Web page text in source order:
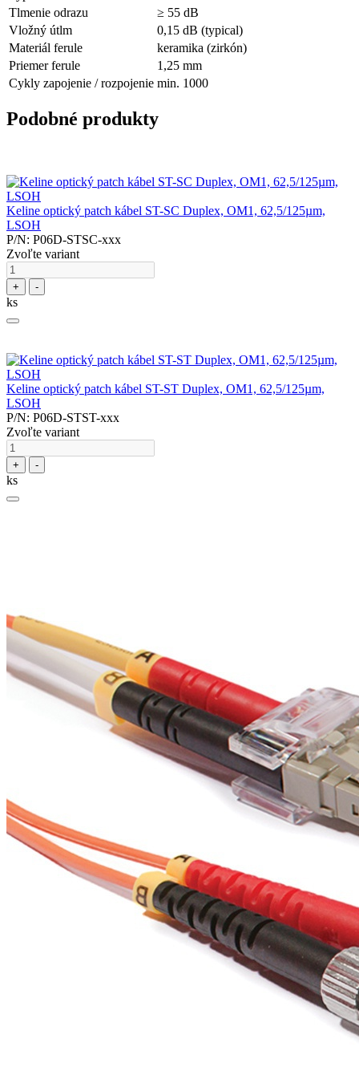
Tlmenie odrazu
≥ 55 dB
Vložný útlm
0,15 dB (typical)
Materiál ferule
keramika (zirkón)
Priemer ferule
1,25 mm
Cykly zapojenie / rozpojenie min. 1000
Podobné produkty
Keline optický patch kábel ST-SC Duplex, OM1, 62,5/125µm,
LSOH
P/N: P06D-STSC-xxx
Zvoľte variant
+ -
ks
Keline optický patch kábel ST-ST Duplex, OM1, 62,5/125µm,
LSOH
P/N: P06D-STST-xxx
Zvoľte variant
+ -
ks